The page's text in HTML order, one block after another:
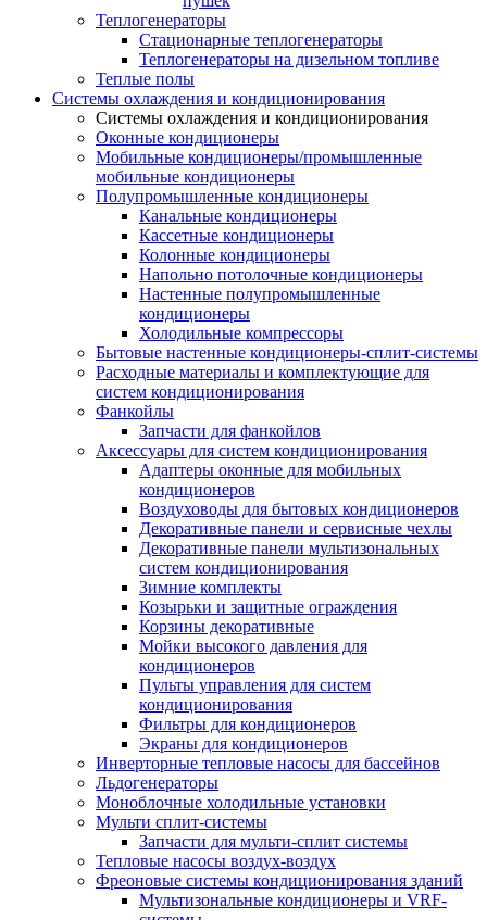
Теплогенераторы
Cтационарные теплогенераторы
Теплогенераторы на дизельном топливе
Теплые полы
Системы охлаждения и кондиционирования
Системы охлаждения и кондиционирования
Оконные кондиционеры
Мобильные кондиционеры/промышленные
мобильные кондиционеры
Полупромышленные кондиционеры
Канальные кондиционеры
Кассетные кондиционеры
Колонные кондиционеры
Напольно потолочные кондиционеры
Настенные полупромышленные
кондиционеры
Холодильные компрессоры
Бытовые настенные кондиционеры-сплит-системы
Расходные материалы и комплектующие для
систем кондиционирования
Фанкойлы
Запчасти для фанкойлов
Аксессуары для систем кондиционирования
Адаптеры оконные для мобильных
кондиционеров
Воздуховоды для бытовых кондиционеров
Декоративные панели и сервисные чехлы
Декоративные панели мультизональных
систем кондиционирования
Зимние комплекты
Козырьки и защитные ограждения
Корзины декоративные
Мойки высокого давления для
кондиционеров
Пульты управления для систем
кондиционирования
Фильтры для кондиционеров
Экраны для кондиционеров
Инверторные тепловые насосы для бассейнов
Льдогенераторы
Моноблочные холодильные установки
Мульти сплит-системы
Запчасти для мульти-сплит системы
Тепловые насосы воздух-воздух
Фреоновые системы кондиционирования зданий
Мультизональные кондиционеры и VRF-